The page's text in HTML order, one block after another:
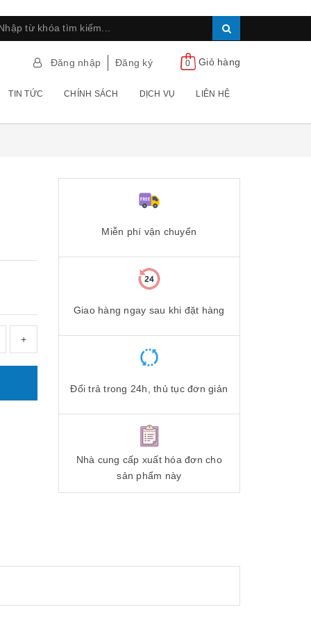
Đăng nhập Đăng ký 0 Giỏ hàng
TIN TỨC CHÍNH SÁCH DỊCH VỤ LIÊN HỆ
+
Miễn phí vận chuyển
Giao hàng ngay sau khi đặt hàng
Đổi trả trong 24h, thủ tục đơn giản
Nhà cung cấp xuất hóa đơn cho
sản phẩm này